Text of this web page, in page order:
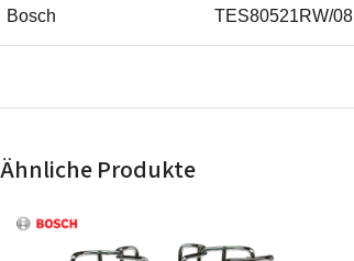
Bosch TES80521RW/08
TES50351DE/11
Ähnliche Produkte